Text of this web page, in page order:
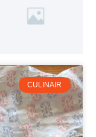
CULINAIR